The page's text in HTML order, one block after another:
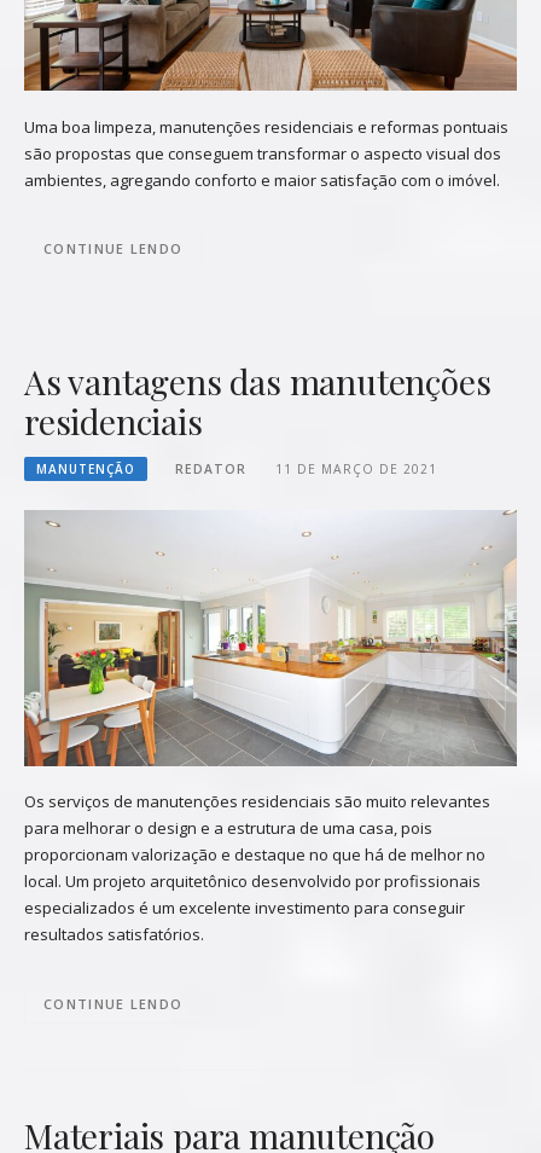
Uma boa limpeza, manutenções residenciais e reformas pontuais
são propostas que conseguem transformar o aspecto visual dos
ambientes, agregando conforto e maior satisfação com o imóvel.
CONTINUE LENDO
As vantagens das manutenções
residenciais
MANUTENÇÃO REDATOR 11 DE MARÇO DE 2021
Os serviços de manutenções residenciais são muito relevantes
para melhorar o design e a estrutura de uma casa, pois
proporcionam valorização e destaque no que há de melhor no
local. Um projeto arquitetônico desenvolvido por profissionais
especializados é um excelente investimento para conseguir
resultados satisfatórios.
CONTINUE LENDO
Materiais para manutenção